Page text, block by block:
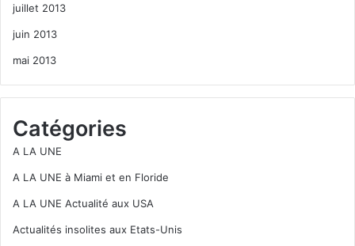
juillet 2013
juin 2013
mai 2013
Catégories
A LA UNE
A LA UNE à Miami et en Floride
A LA UNE Actualité aux USA
Actualités insolites aux Etats-Unis